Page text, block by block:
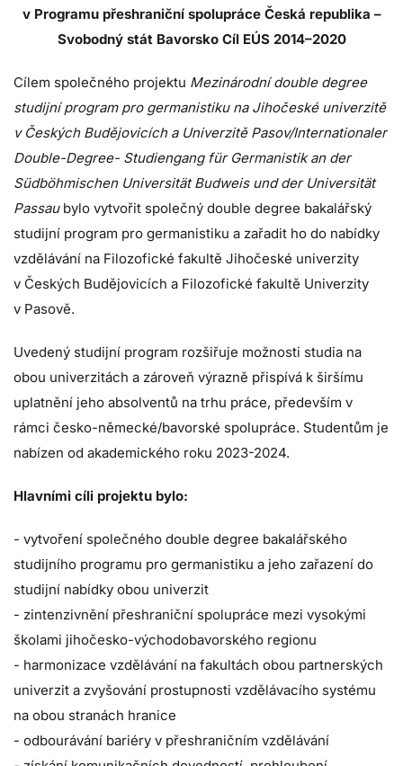
v Programu přeshraniční spolupráce Česká republika –
Svobodný stát Bavorsko Cíl EÚS 2014–2020
Cílem společného projektu Mezinárodní double degree
studijní program pro germanistiku na Jihočeské univerzitě
v Českých Budějovicích a Univerzitě Pasov/Internationaler
Double-Degree- Studiengang für Germanistik an der
Südböhmischen Universität Budweis und der Universität
Passaubylo vytvořit společný double degree bakalářský
studijní program pro germanistiku a zařadit ho do nabídky
vzdělávání na Filozofické fakultě Jihočeské univerzity
v Českých Budějovicích a Filozofické fakultě Univerzity
v Pasově.
Uvedený studijní program rozšiřuje možnosti studia na
obou univerzitách a zároveň výrazně přispívá k širšímu
uplatnění jeho absolventů na trhu práce, především v
rámci česko-německé/bavorské spolupráce. Studentům je
nabízen od akademického roku 2023-2024.
Hlavními cíli projektu bylo:
- vytvoření společného double degree bakalářského
studijního programu pro germanistiku a jeho zařazení do
studijní nabídky obou univerzit
- zintenzivnění přeshraniční spolupráce mezi vysokými
školami jihočesko-východobavorského regionu
- harmonizace vzdělávání na fakultách obou partnerských
univerzit a zvyšování prostupnosti vzdělávacího systému
na obou stranách hranice
- odbourávání bariéry v přeshraničním vzdělávání